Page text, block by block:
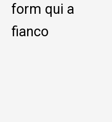
form qui a
fianco